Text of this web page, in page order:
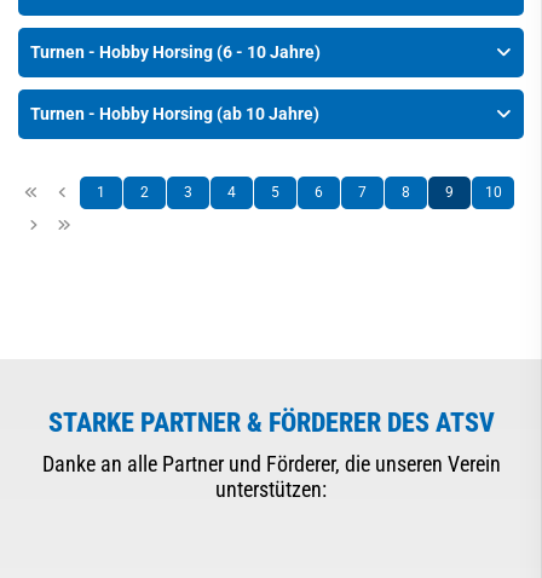
Turnen - Hobby Horsing (6 - 10 Jahre)
Turnen - Hobby Horsing (ab 10 Jahre)
1 2 3 4 5 6 7 8 9 10
STARKE PARTNER & FÖRDERER DES ATSV
Danke an alle Partner und Förderer, die unseren Verein
unterstützen: